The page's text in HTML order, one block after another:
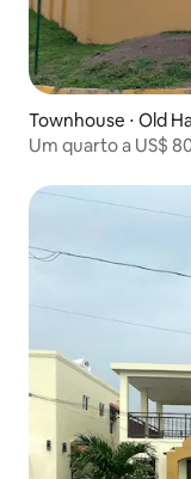
Townhouse ⋅ Old
Um quarto a US$